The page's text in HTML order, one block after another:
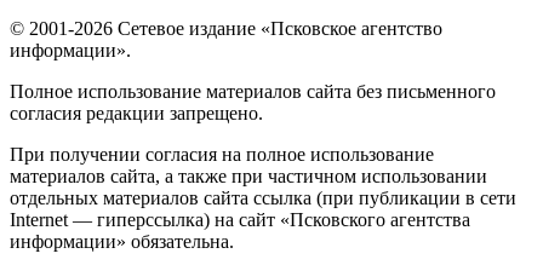
© 2001-2026 Сетевое издание «Псковское агентство
информации».
Полное использование материалов сайта без письменного
согласия редакции запрещено.
При получении согласия на полное использование
материалов сайта, а также при частичном использовании
отдельных материалов сайта ссылка (при публикации в сети
Internet — гиперссылка) на сайт «Псковского агентства
информации» обязательна.